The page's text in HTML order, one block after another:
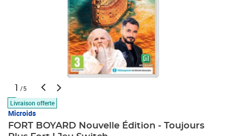
1 /5
Livraison offerte
Microids
FORT BOYARD Nouvelle Édition - Toujours